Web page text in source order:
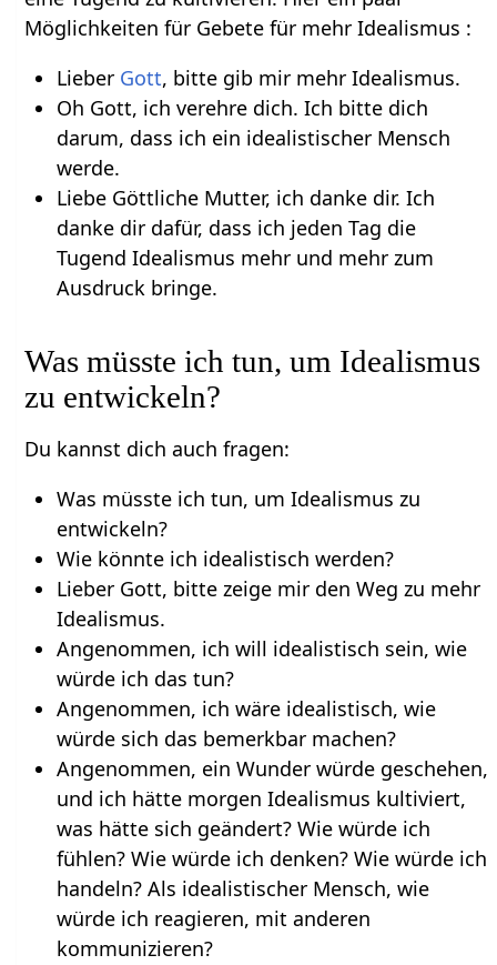
Möglichkeiten für Gebete für mehr Idealismus :
Lieber Gott, bitte gib mir mehr Idealismus.
Oh Gott, ich verehre dich. Ich bitte dich
darum, dass ich ein idealistischer Mensch
werde.
Liebe Göttliche Mutter, ich danke dir. Ich
danke dir dafür, dass ich jeden Tag die
Tugend Idealismus mehr und mehr zum
Ausdruck bringe.
Was müsste ich tun, um Idealismus
zu entwickeln?
Du kannst dich auch fragen:
Was müsste ich tun, um Idealismus zu
entwickeln?
Wie könnte ich idealistisch werden?
Lieber Gott, bitte zeige mir den Weg zu mehr
Idealismus.
Angenommen, ich will idealistisch sein, wie
würde ich das tun?
Angenommen, ich wäre idealistisch, wie
würde sich das bemerkbar machen?
Angenommen, ein Wunder würde geschehen,
und ich hätte morgen Idealismus kultiviert,
was hätte sich geändert? Wie würde ich
fühlen? Wie würde ich denken? Wie würde ich
handeln? Als idealistischer Mensch, wie
würde ich reagieren, mit anderen
kommunizieren?